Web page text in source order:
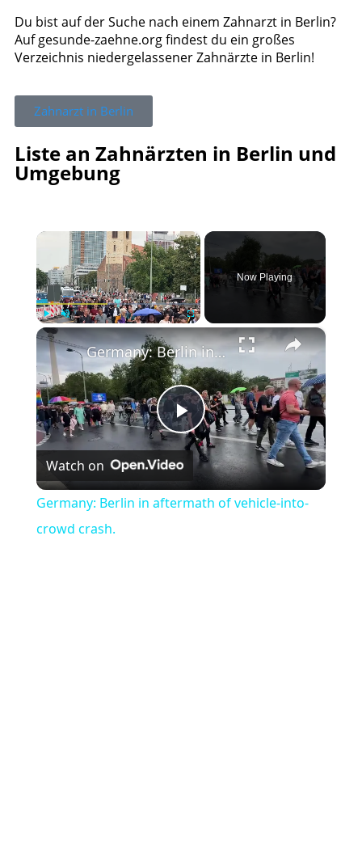
Du bist auf der Suche nach einem Zahnarzt in Berlin?
Auf gesunde-zaehne.org findest du ein großes
Verzeichnis niedergelassener Zahnärzte in Berlin!
Zahnarzt in Berlin
Liste an Zahnärzten in Berlin und
Umgebung
×
Play Fullscreen
Now Playing
×
Play
Video
Germany: Berlin in aftermath of vehicle-into-crowd crash.
Watch on
Germany: Berlin in aftermath of vehicle-into-
crowd crash.